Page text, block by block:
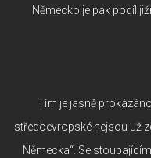
Německo je pak podíl
Tím je jasně
středoevropské nejsou už
Německa“. Se